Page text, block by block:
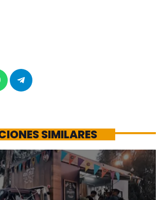
SIMILARES